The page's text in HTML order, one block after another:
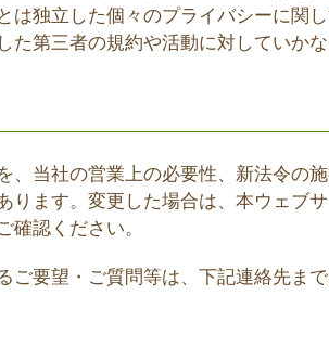
は独立した個々のプライバシーに関
第三者の規約や活動に対していか
、当社の営業上の必要性、新法令の
ます。変更した場合は、本ウェブ
確認ください。
要望・ご質問等は、下記連絡先まで